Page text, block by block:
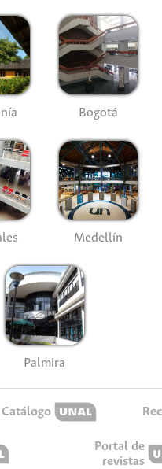
Bogotá
Medellín
Palmira
Catálogo
Portal de
revistas